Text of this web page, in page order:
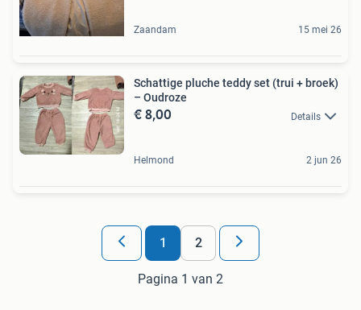
Zaandam 15 mei 26
Schattige pluche teddy set (trui + broek)
– Oudroze
€ 8,00 Details
Helmond 2 jun 26
1 2
Pagina 1 van 2